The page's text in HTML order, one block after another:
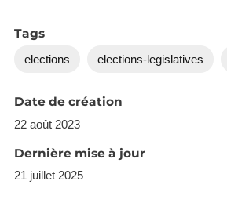
Tags
elections elections-legislatives
Date de création
22 août 2023
Dernière mise à jour
21 juillet 2025